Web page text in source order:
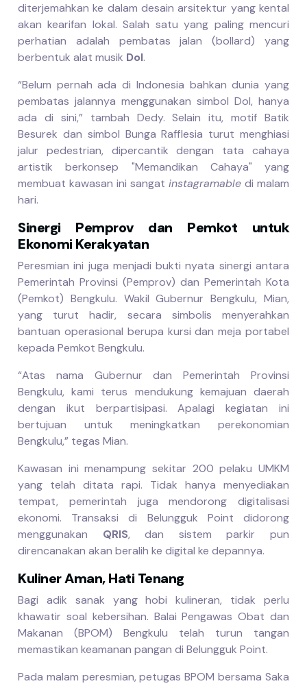
diterjemahkan ke dalam desain arsitektur yang kental
akan kearifan lokal. Salah satu yang paling mencuri
perhatian adalah pembatas jalan (bollard) yang
berbentuk alat musik Dol.
“Belum pernah ada di Indonesia bahkan dunia yang
pembatas jalannya menggunakan simbol Dol, hanya
ada di sini,” tambah Dedy. Selain itu, motif Batik
Besurek dan simbol Bunga Rafflesia turut menghiasi
jalur pedestrian, dipercantik dengan tata cahaya
artistik berkonsep "Memandikan Cahaya" yang
membuat kawasan ini sangat instagramable di malam
hari.
Sinergi Pemprov dan Pemkot untuk
Ekonomi Kerakyatan
Peresmian ini juga menjadi bukti nyata sinergi antara
Pemerintah Provinsi (Pemprov) dan Pemerintah Kota
(Pemkot) Bengkulu. Wakil Gubernur Bengkulu, Mian,
yang turut hadir, secara simbolis menyerahkan
bantuan operasional berupa kursi dan meja portabel
kepada Pemkot Bengkulu.
“Atas nama Gubernur dan Pemerintah Provinsi
Bengkulu, kami terus mendukung kemajuan daerah
dengan ikut berpartisipasi. Apalagi kegiatan ini
bertujuan untuk meningkatkan perekonomian
Bengkulu,” tegas Mian.
Kawasan ini menampung sekitar 200 pelaku UMKM
yang telah ditata rapi. Tidak hanya menyediakan
tempat, pemerintah juga mendorong digitalisasi
ekonomi. Transaksi di Belungguk Point didorong
menggunakan QRIS, dan sistem parkir pun
direncanakan akan beralih ke digital ke depannya.
Kuliner Aman, Hati Tenang
Bagi adik sanak yang hobi kulineran, tidak perlu
khawatir soal kebersihan. Balai Pengawas Obat dan
Makanan (BPOM) Bengkulu telah turun tangan
memastikan keamanan pangan di Belungguk Point.
Pada malam peresmian, petugas BPOM bersama Saka